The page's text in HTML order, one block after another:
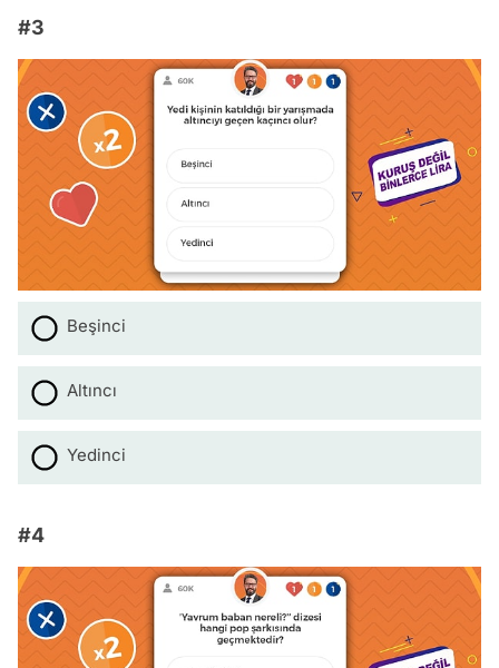
#3
Beşinci
Altıncı
Yedinci
#4